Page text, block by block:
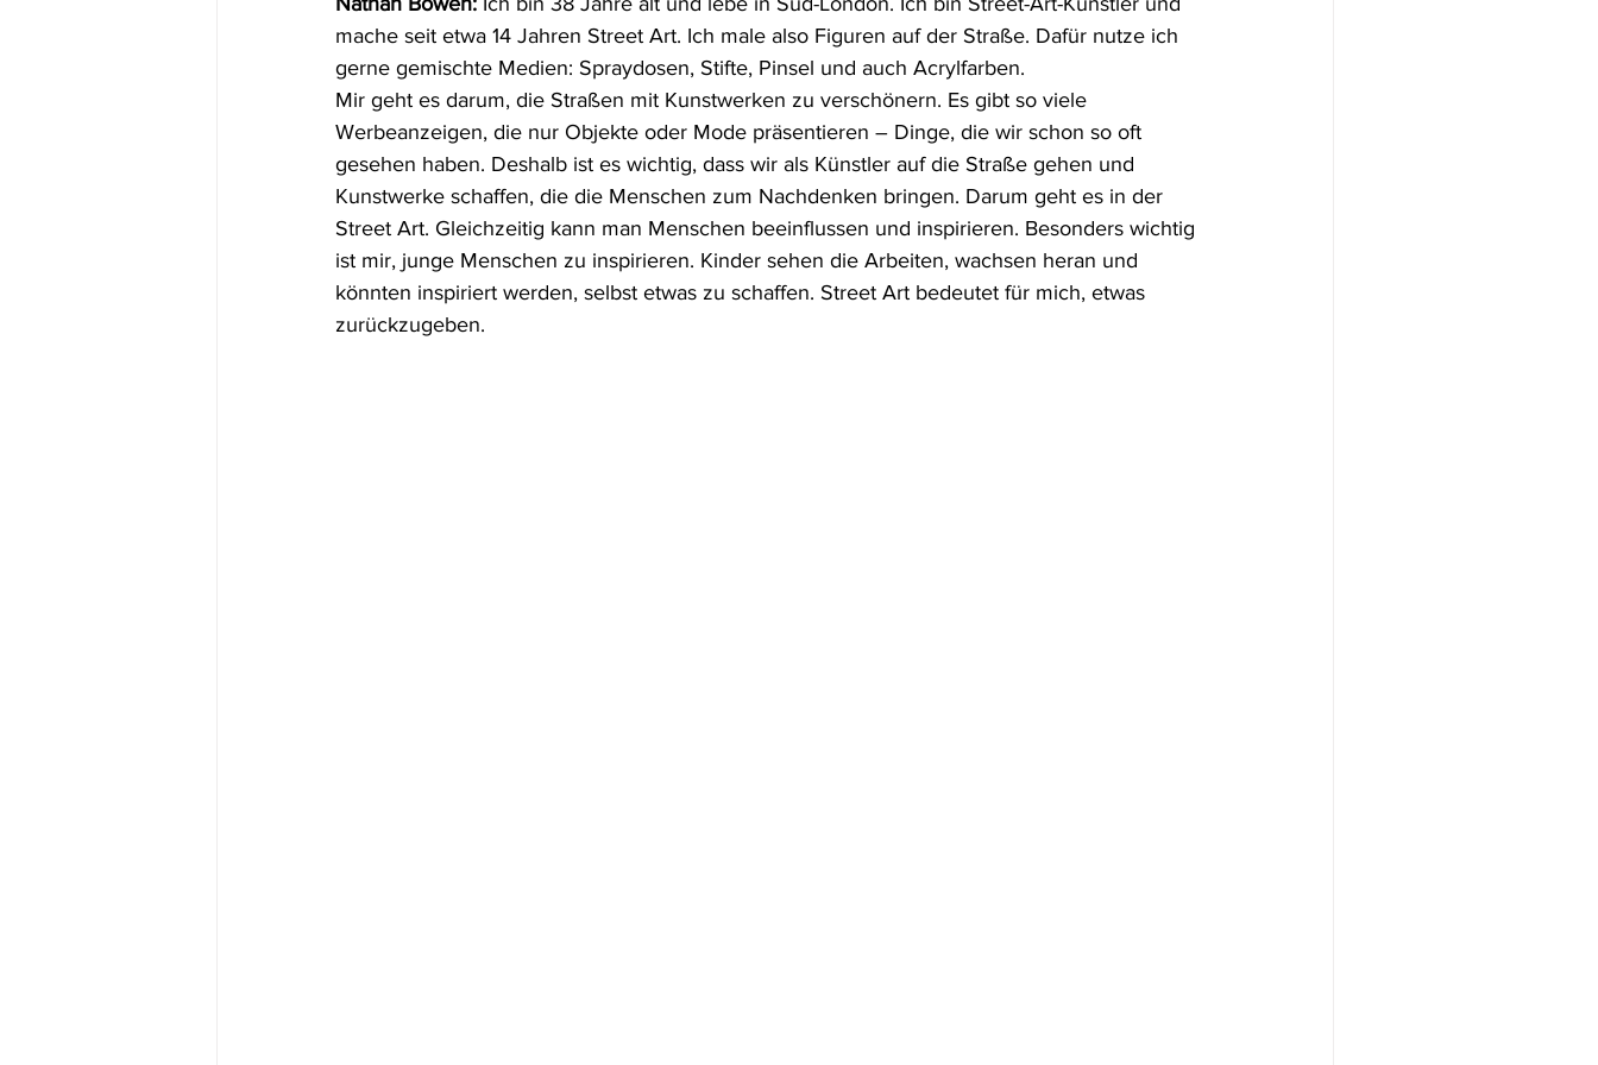
mache seit etwa 14 Jahren Street Art. Ich male also Figuren auf der Straße. Dafür nutze ich
gerne gemischte Medien: Spraydosen, Stifte, Pinsel und auch Acrylfarben.
Mir geht es darum, die Straßen mit Kunstwerken zu verschönern. Es gibt so viele
Werbeanzeigen, die nur Objekte oder Mode präsentieren – Dinge, die wir schon so oft
gesehen haben. Deshalb ist es wichtig, dass wir als Künstler auf die Straße gehen und
Kunstwerke schaffen, die die Menschen zum Nachdenken bringen. Darum geht es in der
Street Art. Gleichzeitig kann man Menschen beeinflussen und inspirieren. Besonders wichtig
ist mir, junge Menschen zu inspirieren. Kinder sehen die Arbeiten, wachsen heran und
könnten inspiriert werden, selbst etwas zu schaffen. Street Art bedeutet für mich, etwas
zurückzugeben.